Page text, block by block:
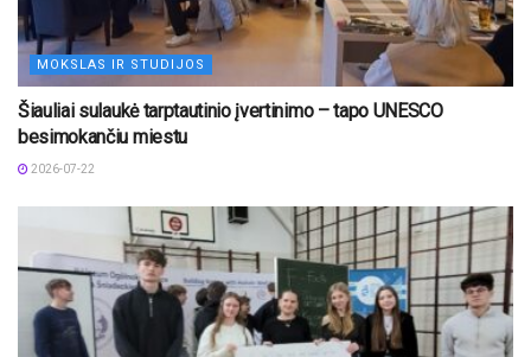
MOKSLAS IR STUDIJOS
Šiauliai sulaukė tarptautinio įvertinimo – tapo UNESCO
besimokančiu miestu
2026-07-22